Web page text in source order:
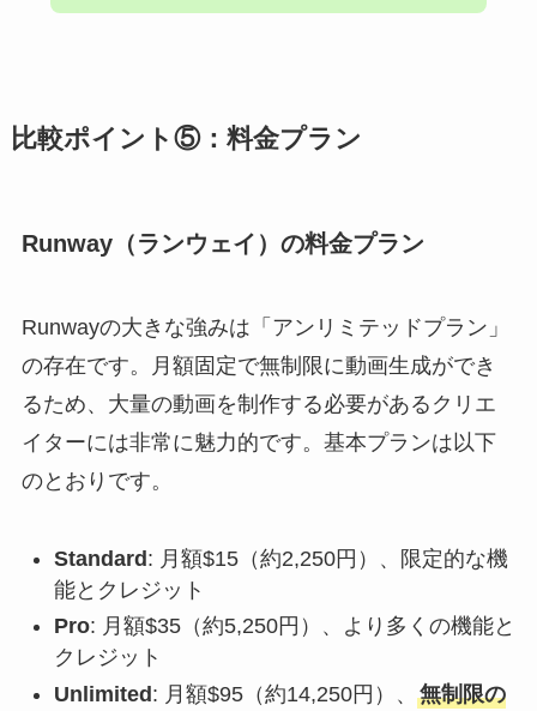
比較ポイント⑤：料金プラン
Runway（ランウェイ）の料金プラン
Runwayの大きな強みは「アンリミテッドプラン」
の存在です。月額固定で無制限に動画生成ができ
るため、大量の動画を制作する必要があるクリエ
イターには非常に魅力的です。基本プランは以下
のとおりです。
Standard: 月額$15（約2,250円）、限定的な機
能とクレジット
Pro: 月額$35（約5,250円）、より多くの機能と
クレジット
Unlimited: 月額$95（約14,250円）、 無制限の